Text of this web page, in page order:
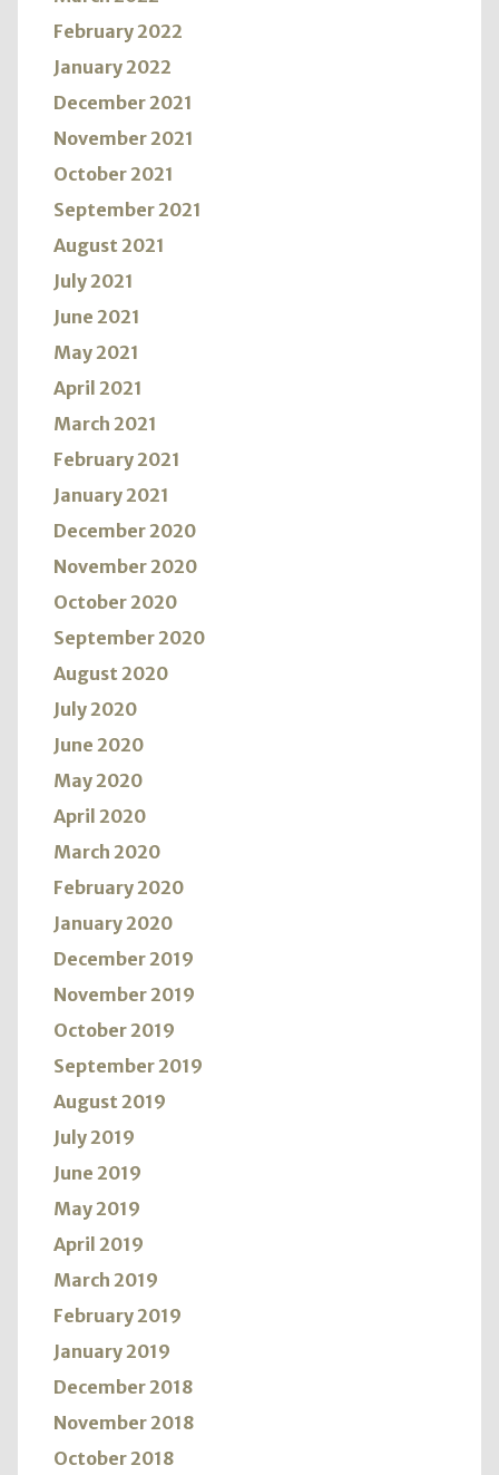
February 2022
January 2022
December 2021
November 2021
October 2021
September 2021
August 2021
July 2021
June 2021
May 2021
April 2021
March 2021
February 2021
January 2021
December 2020
November 2020
October 2020
September 2020
August 2020
July 2020
June 2020
May 2020
April 2020
March 2020
February 2020
January 2020
December 2019
November 2019
October 2019
September 2019
August 2019
July 2019
June 2019
May 2019
April 2019
March 2019
February 2019
January 2019
December 2018
November 2018
October 2018